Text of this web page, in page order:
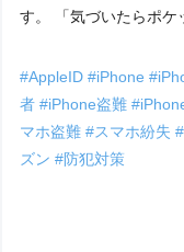
す。 「気づいたらポ
#AppleID#iPhone
者#iPhone盗難
マホ盗難#スマホ紛失
ズン#防犯対策